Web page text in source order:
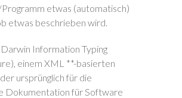
etwas (automatisch)
etwas beschrieben wird.
Information Typing
einem XML **-basierten
ursprünglich für die
Dokumentation für Software